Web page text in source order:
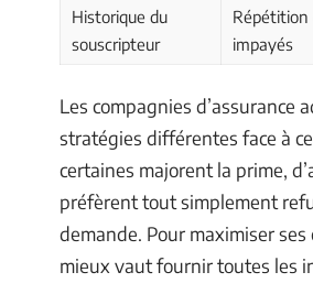
Historique du
souscripteur
Répétition
impayés
Les compagnies d’assurance
stratégies différentes face à
certaines majorent la prime,
préfèrent tout simplement
demande. Pour maximiser ses
mieux vaut fournir toutes les